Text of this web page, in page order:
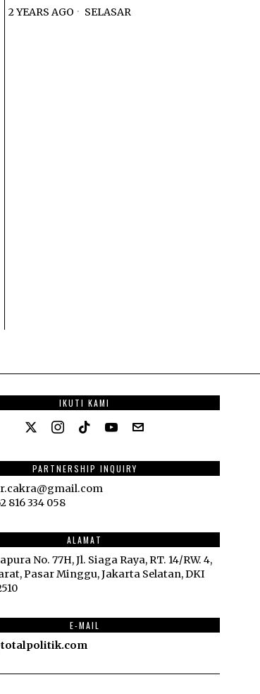
2 YEARS AGO SELASAR
IKUTI KAMI
PARTNERSHIP INQUIRY
816 334 058
ALAMAT
No. 77H, Jl. Siaga Raya, RT. 14/RW. 4,
Pasar Minggu, Jakarta Selatan, DKI
E-MAIL